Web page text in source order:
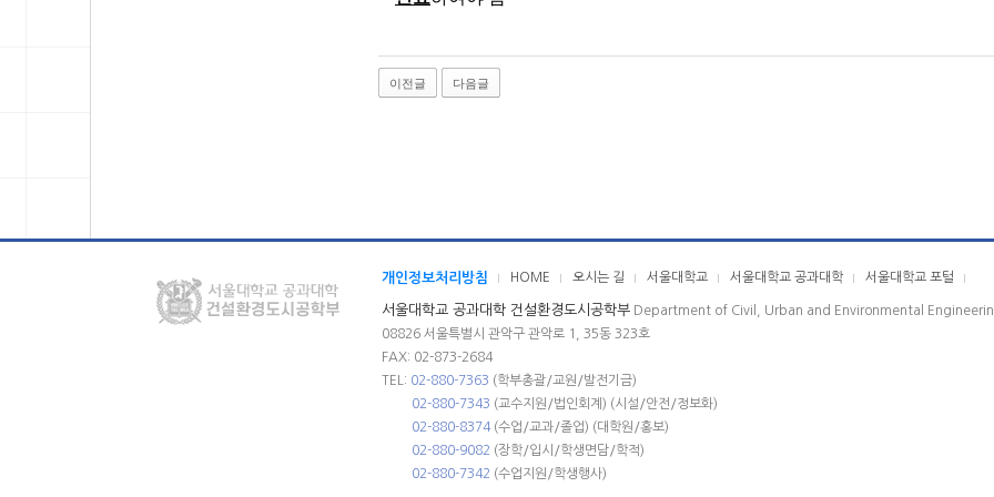
이전글 다음글
개인정보처리방침 HOME 오시는 길 서울대학교 서울대학교 공과대학 서울대학교 포털
서울대학교 공과대학 건설환경도시공학부 Department of Civil, Urban and Environmental
08826 서울특별시 관악구 관악로 1, 35동 323호
FAX: 02-873-2684
TEL: 02-880-7363 (학부총괄/교원/발전기금)
02-880-7343 (교수지원/법인회계) (시설/안전/정보화)
02-880-8374(수업/교과/졸업) (대학원/홍보)
02-880-9082 (장학/입시/학생면담/학적)
02-880-7342 (수업지원/학생행사)